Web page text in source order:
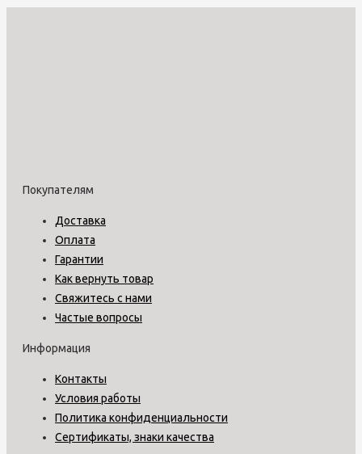
Покупателям
Доставка
Оплата
Гарантии
Как вернуть товар
Свяжитесь с нами
Частые вопросы
Информация
Контакты
Условия работы
Политика конфиденциальности
Сертификаты, знаки качества